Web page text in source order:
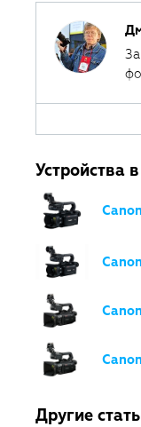
Устройства
Другие